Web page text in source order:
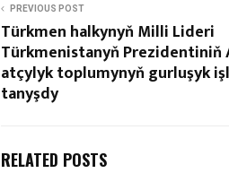
PREVIOUS POST
Türkmen halkynyň Milli Lideri
Türkmenistanyň Prezidentiniň
atçylyk toplumynyň gurluşyk
tanyşdy
RELATED POSTS